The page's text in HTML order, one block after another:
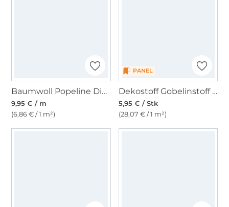
Baumwoll Popeline Dinos, wollweiß
9,95 € / m
(6,86 € / 1 m²)
PANEL
Dekostoff Gobelinstoff Panel Flower Cat, 46 x 46 cm
5,95 € / Stk
(28,07 € / 1 m²)